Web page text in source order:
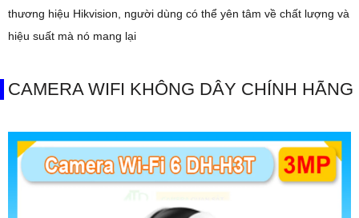
thương hiệu Hikvision, người dùng có thể yên tâm về chất lượng và
hiệu suất mà nó mang lại
CAMERA WIFI KHÔNG DÂY CHÍNH HÃNG